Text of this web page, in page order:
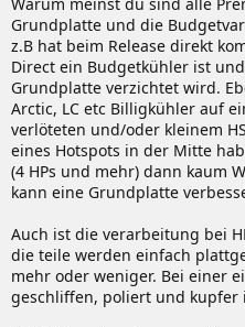
Grundplatte mit kleinen Spalten
- 40°C - 35°C - 40°C - 35°C - 40°C -
? Die Heatpipes befördern die
die sich erhitzt und dann erst
aufgelegte Heatpipes abgeben
Energiesollan die Heatpipes.
Intel Zahnpaste zwischen
soll die plötzlich gut sein
im Schnitt besser da hier auch
Logik nachzuvollziehen.
Grundplatte und die
z.B hat beim Release direkt
Direct ein Budgetkühler ist
Grundplatte verzichtet wird.
Arctic, LC etc Billigkühler auf
verlöteten und/oder kleinem
eines Hotspots in der Mitte
(4 HPs und mehr) dann kaum
kann eine Grundplatte
Auch ist die verarbeitung bei
die teile werden einfach
mehr oder weniger. Bei einer
geschliffen, poliert und kupfer